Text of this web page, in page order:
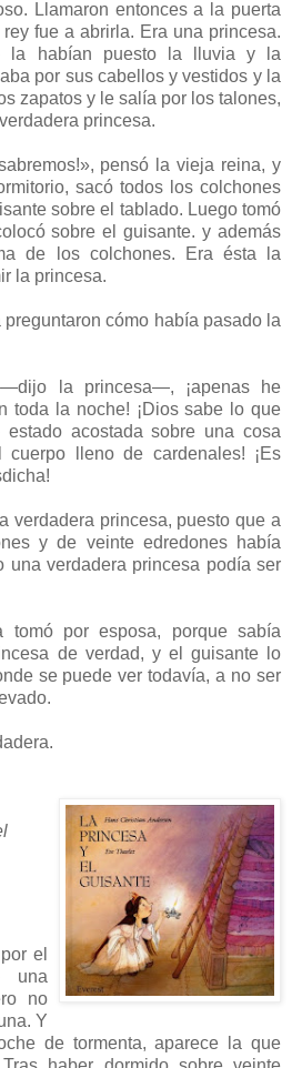
Llamaron entonces a la puerta
fue a abrirla. Era una princesa.
la habían puesto la lluvia y la
por sus cabellos y vestidos y la
zapatos y le salía por los talones,
princesa.
pensó la vieja reina, y
sacó todos los colchones
sobre el tablado. Luego tomó
sobre el guisante. y además
de los colchones. Era ésta la
la princesa.
cómo había pasado la
—dijo la princesa—, ¡apenas he
toda la noche! ¡Dios sabe lo que
acostada sobre una cosa
lleno de cardenales! ¡Es
verdadera princesa, puesto que a
y de veinte edredones había
una verdadera princesa podía ser
tomó por esposa, porque sabía
de verdad, y el guisante lo
se puede ver todavía, a no ser
el
una
no
Y
de tormenta, aparece la que